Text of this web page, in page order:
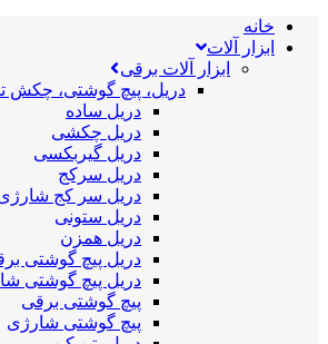
خانه
ابزار آلات
ابزار آلات برقی
دریل، پیچ گوشتی، چکش
دریل ساده
دریل چکشی
دریل گیربکسی
دریل سرکج
دریل سر کج
دریل ستونی
دریل همزن
دریل پیچ گوشتی
دریل پیچ گوشتی
پیچ گوشتی برقی
پیچ گوشتی شارژی